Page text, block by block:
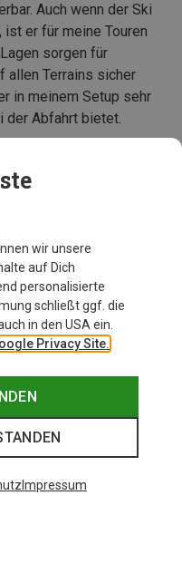
Auch wenn der Ski
er für meine Touren
sorgen für
allen Terrains sicher
in meinem Setup sehr
der Abfahrt bietet.
wir unsere
auf Dich
personalisierte
schließt ggf. die
in den USA ein.
Privacy Site.
Impressum